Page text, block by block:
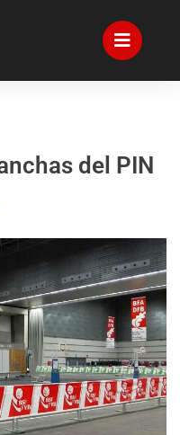
del PIN